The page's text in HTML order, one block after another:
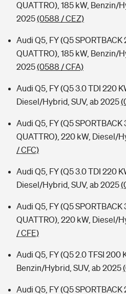
QUATTRO), 185 kW, Benzin/
2025(0588 / CEZ)
Audi Q5, FY (Q5
QUATTRO), 185 kW, Benzin/
2025(0588 / CFA)
Audi Q5, FY (Q5 3.0 TDI 220
Diesel/Hybrid, SUV, ab 2025
Audi Q5, FY (Q5 SPORTBACK
QUATTRO), 220 kW, Diesel/
/ CFC)
Audi Q5, FY (Q5 3.0 TDI 220
Diesel/Hybrid, SUV, ab 2025
Audi Q5, FY (Q5 SPORTBACK
QUATTRO), 220 kW, Diesel/
/ CFE)
Audi Q5, FY (Q5 2.0 TFSI 200
Benzin/Hybrid, SUV, ab 2025
Audi Q5, FY (Q5 SPORTBACK